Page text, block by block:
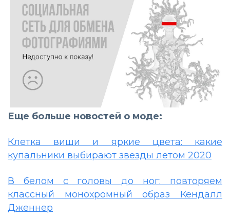
Еще больше новостей о моде:
Клетка виши и яркие цвета: какие
купальники выбирают звезды летом 2020
В белом с головы до ног: повторяем
классный монохромный образ Кендалл
Дженнер